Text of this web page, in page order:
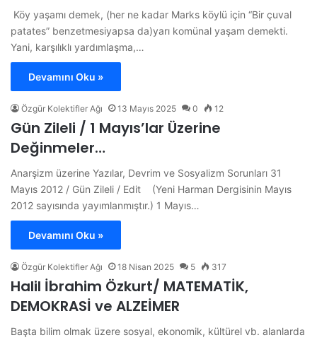
Köy yaşamı demek, (her ne kadar Marks köylü için “Bir çuval
patates” benzetmesiyapsa da)yarı komünal yaşam demekti.
Yani, karşılıklı yardımlaşma,…
Devamını Oku »
Özgür Kolektifler Ağı 13 Mayıs 2025 0 12
Gün Zileli / 1 Mayıs’lar Üzerine
Değinmeler…
Anarşizm üzerine Yazılar, Devrim ve Sosyalizm Sorunları 31
Mayıs 2012 / Gün Zileli / Edit (Yeni Harman Dergisinin Mayıs
2012 sayısında yayımlanmıştır.) 1 Mayıs…
Devamını Oku »
Özgür Kolektifler Ağı 18 Nisan 2025 5 317
Halil İbrahim Özkurt/ MATEMATİK,
DEMOKRASİ ve ALZEİMER
Başta bilim olmak üzere sosyal, ekonomik, kültürel vb. alanlarda